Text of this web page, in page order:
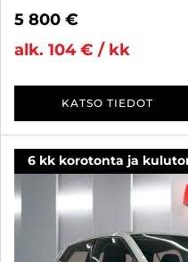
5 800 €
alk. 104 € / kk
KATSO TIEDOT
6 kk korotonta ja